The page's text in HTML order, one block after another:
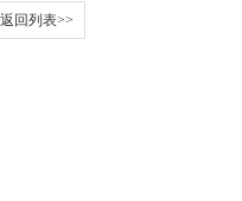
返回列表>>